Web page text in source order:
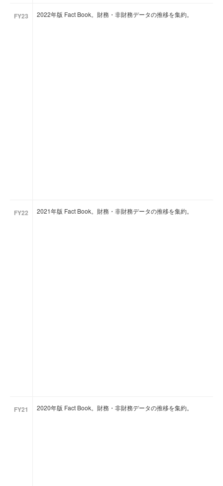
FY23 2022年版 Fact Book。財務・非財務データの推移を集約。
FY22 2021年版 Fact Book。財務・非財務データの推移を集約。
FY21 2020年版 Fact Book。財務・非財務データの推移を集約。